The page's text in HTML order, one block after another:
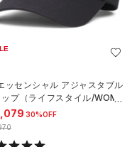
ッセンシャル アジャスタブル
プ（ライフスタイル/WOME
30%OFF